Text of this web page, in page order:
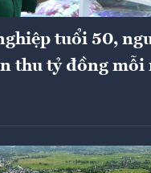
tuổi 50,
thu tỷ đồng mỗi